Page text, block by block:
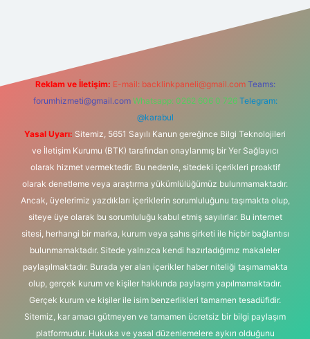
Reklam ve İletişim: E-mail: backlinkpaneli@gmail.com Teams:
forumhizmeti@gmail.com Whatsapp: 0262 606 0 726 Telegram:
@karabul
Yasal Uyarı: Sitemiz, 5651 Sayılı Kanun gereğince Bilgi Teknolojileri
ve İletişim Kurumu (BTK) tarafından onaylanmış bir Yer Sağlayıcı
olarak hizmet vermektedir. Bu nedenle, sitedeki içerikleri proaktif
olarak denetleme veya araştırma yükümlülüğümüz bulunmamaktadır.
Ancak, üyelerimiz yazdıkları içeriklerin sorumluluğunu taşımakta olup,
siteye üye olarak bu sorumluluğu kabul etmiş sayılırlar. Bu internet
sitesi, herhangi bir marka, kurum veya şahıs şirketi ile hiçbir bağlantısı
bulunmamaktadır. Sitede yalnızca kendi hazırladığımız makaleler
paylaşılmaktadır. Burada yer alan içerikler haber niteliği taşımamakta
olup, gerçek kurum ve kişiler hakkında paylaşım yapılmamaktadır.
Gerçek kurum ve kişiler ile isim benzerlikleri tamamen tesadüfidir.
Sitemiz, kar amacı gütmeyen ve tamamen ücretsiz bir bilgi paylaşım
platformudur. Hukuka ve yasal düzenlemelere aykırı olduğunu